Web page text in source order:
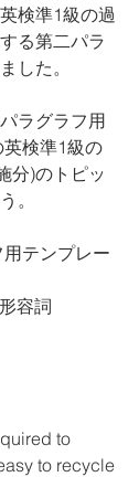
検準1級の過
る第二パラ
した。
ラグラフ用
検準1級の
分)のトピッ
。
テンプレー
容詞
to
to recycle